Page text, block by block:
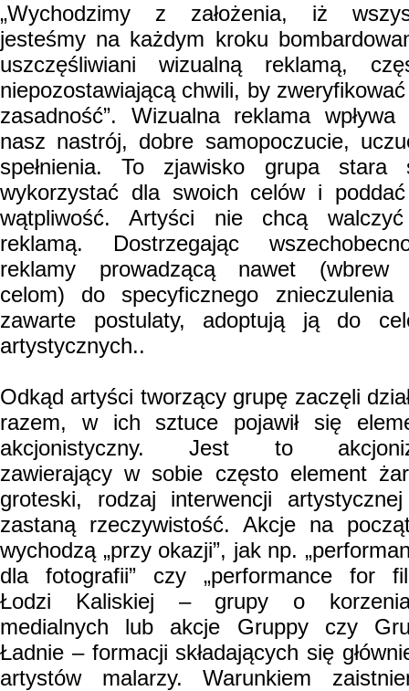
„Wychodzimy z założenia, iż
jesteśmy na każdym kroku
uszczęśliwiani wizualną reklamą,
niepozostawiającą chwili, by
zasadność”. Wizualna reklama wpływa
nasz nastrój, dobre samopoczucie,
spełnienia. To zjawisko grupa stara
wykorzystać dla swoich celów i
wątpliwość. Artyści nie chcą
reklamą. Dostrzegając
reklamy prowadzącą nawet (wbrew
celom) do specyficznego znieczulenia
zawarte postulaty, adoptują ją do
artystycznych..
Odkąd artyści tworzący grupę zaczęli
razem, w ich sztuce pojawił się
akcjonistyczny. Jest to
zawierający w sobie często element
groteski, rodzaj interwencji
zastaną rzeczywistość. Akcje na
wychodzą „przy okazji”, jak np.
dla fotografii” czy „performance for
Łodzi Kaliskiej – grupy o
medialnych lub akcje Gruppy czy
Ładnie – formacji składających się
artystów malarzy. Warunkiem